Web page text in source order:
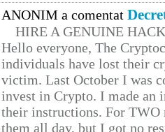
ANONIM a comentat
HIRE A GENUINE
Hello everyone, The
individuals have lost their
victim. Last October I was
invest in Crypto. I made
their instructions. For TWO
them all day, but I got no